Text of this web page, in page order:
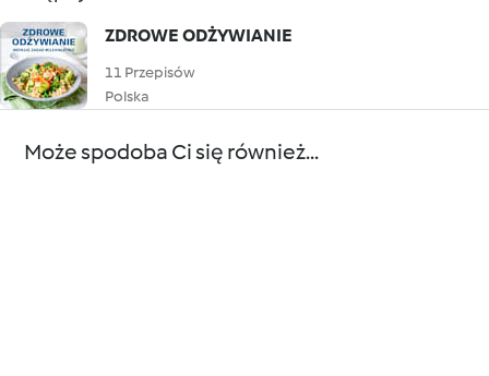
ZDROWE ODŻYWIANIE
11 Przepisów
Polska
Może spodoba Ci się również...